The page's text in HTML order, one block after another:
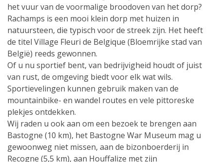
het vuur van de voormalige broodoven van het dorp?
Rachamps is een mooi klein dorp met huizen in
natuursteen, die typisch voor de streek zijn. Het heeft
de titel Village Fleuri de Belgique (Bloemrijke stad van
België) reeds gewonnen.
Of u nu sportief bent, van bedrijvigheid houdt of juist
van rust, de omgeving biedt voor elk wat wils.
Sportievelingen kunnen gebruik maken van de
mountainbike- en wandel routes en vele pittoreske
plekjes ontdekken.
Wij raden u ook aan om een bezoek te brengen aan
Bastogne (10 km), het Bastogne War Museum mag u
gewoonweg niet missen, aan de bizonboerderij in
Recogne (5,5 km), aan Houffalize met zijn